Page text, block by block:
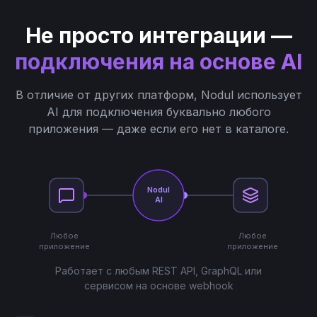
Не просто интеграции —
подключения на основе AI
В отличие от других платформ, Nodul использует
AI для подключения буквально любого
приложения — даже если его нет в каталоге.
Nodul
AI
Любое
приложение
Любое
приложение
Работает с любым REST API, GraphQL или
сервисом на основе webhook